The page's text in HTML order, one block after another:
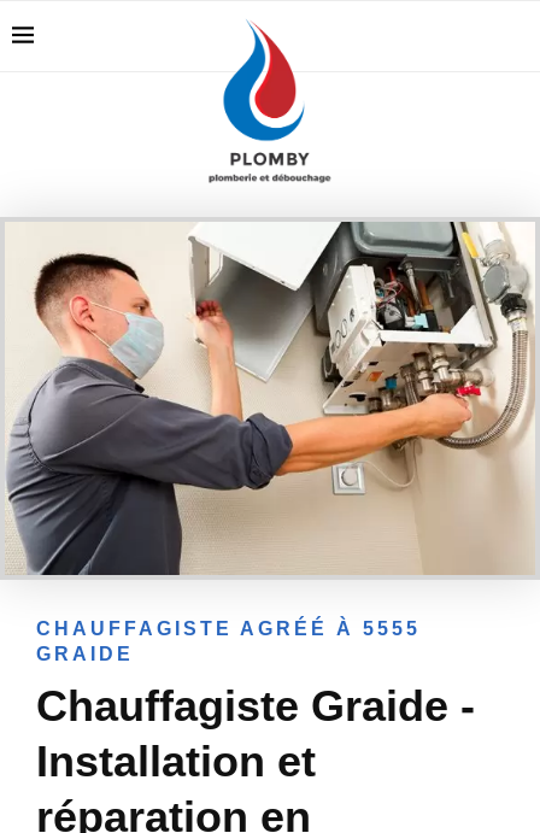
CHAUFFAGISTE AGRÉÉ À 5555
GRAIDE
Chauffagiste Graide -
Installation et
réparation en